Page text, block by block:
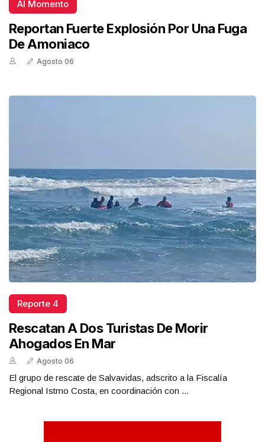
Al Momento
Reportan Fuerte Explosión Por Una Fuga
De Amoniaco
Agosto 06
Reporte 4
Rescatan A Dos Turistas De Morir
Ahogados En Mar
Agosto 06
El grupo de rescate de Salvavidas, adscrito a la Fiscalía
Regional Istmo Costa, en coordinación con ...